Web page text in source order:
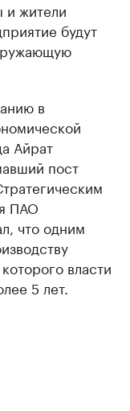
и жители
будут
в
Айрат
пост
ПАО
что одним
власти
5 лет.